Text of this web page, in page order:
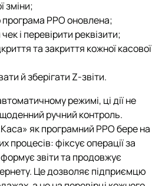
зміни;
РРО оновлена;
і перевірити реквізити;
та закриття кожної касової
й зберігати Z-звіти.
режимі, ці дії не
ручний контроль.
як програмний РРО бере на
процесів: фіксує операції за
звіти та продовжує
Це дозволяє підприємцю